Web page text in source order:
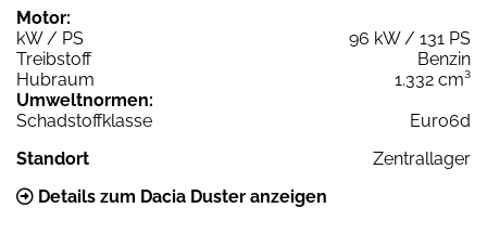
Motor:
kW / PS
96 kW / 131 PS
Treibstoff
Benzin
Hubraum
1.332 cm³
Umweltnormen:
Schadstoffklasse
Euro6d
Standort
Zentrallager
Details zum Dacia Duster anzeigen